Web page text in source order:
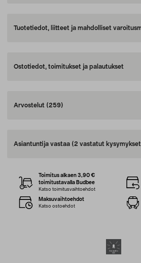
Tuotetiedot, liitteet ja mahdolliset
Ostotiedot, toimitukset ja palautukset
Arvostelut (259)
Asiantuntija vastaa (2 vastatut
Toimitus alkaen 3,90 €
toimitustavalla Budbee
Katso toimitusvaihtoehdot
Maksuvaihtoehdot
Katso ostoehdot